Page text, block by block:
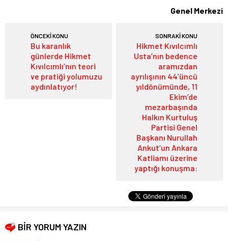
Genel Merkezi
ÖNCEKİ KONU
Bu karanlık
günlerde Hikmet
Kıvılcımlı’nın teori
ve pratiği yolumuzu
aydınlatıyor!
SONRAKİ KONU
Hikmet Kıvılcımlı
Usta’nın bedence
aramızdan
ayrılışının 44’üncü
yıldönümünde, 11
Ekim’de
mezarbaşında
Halkın Kurtuluş
Partisi Genel
Başkanı Nurullah
Ankut’un Ankara
Katliamı üzerine
yaptığı konuşma:
BİR YORUM YAZIN